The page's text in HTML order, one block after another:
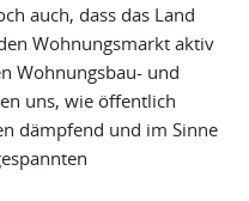
auch, dass das Land
Wohnungsmarkt aktiv
Wohnungsbau- und
uns, wie öffentlich
dämpfend und im Sinne